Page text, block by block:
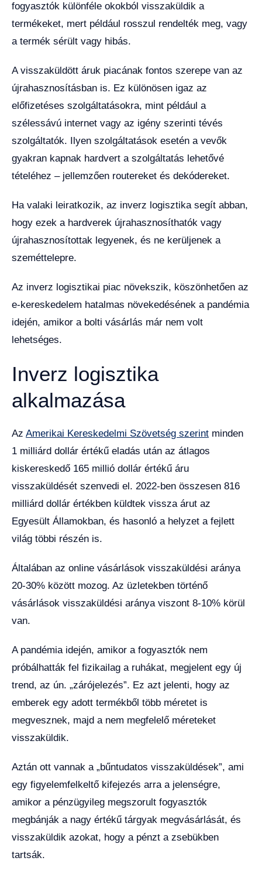
fogyasztók különféle okokból visszaküldik a
termékeket, mert például rosszul rendelték meg, vagy
a termék sérült vagy hibás.
A visszaküldött áruk piacának fontos szerepe van az
újrahasznosításban is. Ez különösen igaz az
előfizetéses szolgáltatásokra, mint például a
szélessávú internet vagy az igény szerinti tévés
szolgáltatók. Ilyen szolgáltatások esetén a vevők
gyakran kapnak hardvert a szolgáltatás lehetővé
tételéhez – jellemzően routereket és dekódereket.
Ha valaki leiratkozik, az inverz logisztika segít abban,
hogy ezek a hardverek újrahasznosíthatók vagy
újrahasznosítottak legyenek, és ne kerüljenek a
szeméttelepre.
Az inverz logisztikai piac növekszik, köszönhetően az
e-kereskedelem hatalmas növekedésének a pandémia
idején, amikor a bolti vásárlás már nem volt
lehetséges.
Inverz logisztika
alkalmazása
Az Amerikai Kereskedelmi Szövetség szerint minden
1 milliárd dollár értékű eladás után az átlagos
kiskereskedő 165 millió dollár értékű áru
visszaküldését szenvedi el. 2022-ben összesen 816
milliárd dollár értékben küldtek vissza árut az
Egyesült Államokban, és hasonló a helyzet a fejlett
világ többi részén is.
Általában az online vásárlások visszaküldési aránya
20-30% között mozog. Az üzletekben történő
vásárlások visszaküldési aránya viszont 8-10% körül
van.
A pandémia idején, amikor a fogyasztók nem
próbálhatták fel fizikailag a ruhákat, megjelent egy új
trend, az ún. „zárójelezés”. Ez azt jelenti, hogy az
emberek egy adott termékből több méretet is
megvesznek, majd a nem megfelelő méreteket
visszaküldik.
Aztán ott vannak a „bűntudatos visszaküldések”, ami
egy figyelemfelkeltő kifejezés arra a jelenségre,
amikor a pénzügyileg megszorult fogyasztók
megbánják a nagy értékű tárgyak megvásárlását, és
visszaküldik azokat, hogy a pénzt a zsebükben
tartsák.